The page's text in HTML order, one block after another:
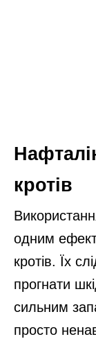
кротів
одним
кротів. Їх
прогнати
сильним
просто